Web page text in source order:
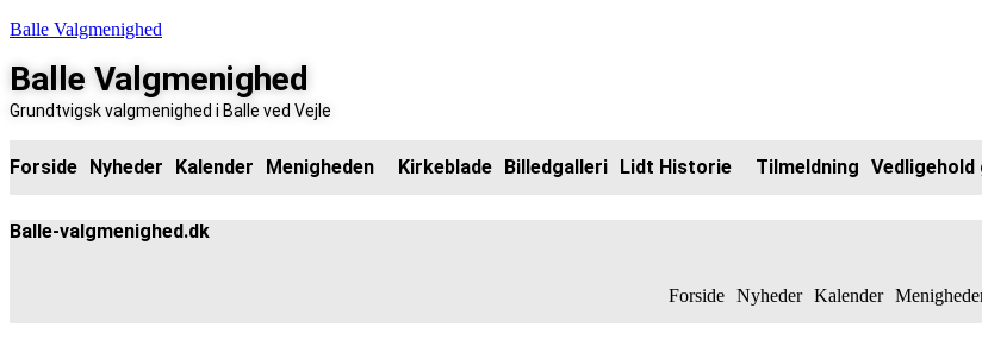
Balle Valgmenighed
Balle Valgmenighed
Grundtvigsk valgmenighed i Balle ved Vejle
Forside Nyheder Kalender Menigheden Kirkeblade Billedgalleri Lidt Historie Tilmeldning
Balle-valgmenighed.dk
Forside Nyheder Kalender